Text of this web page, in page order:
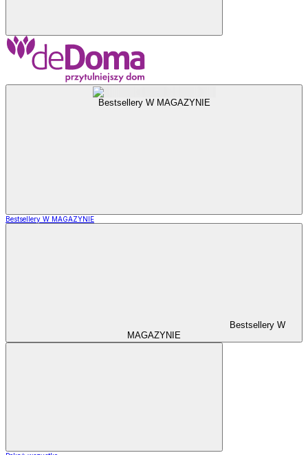
Bestsellery W MAGAZYNIE
Bestsellery W MAGAZYNIE
Bestsellery W
MAGAZYNIE